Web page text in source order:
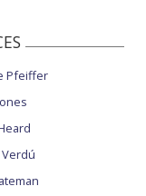
Pfeiffer